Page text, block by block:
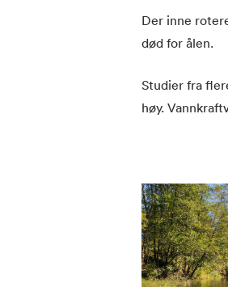
Der inne
død for ålen.
Studier fra
høy.